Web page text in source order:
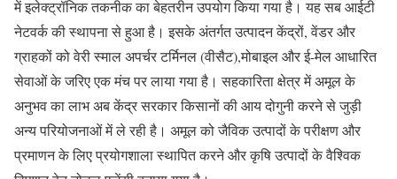
में इलेक्ट्रॉनिक तकनीक का बेहतरीन उपयोग किया गया है। यह सब आईटी
नेटवर्क की स्थापना से हुआ है। इसके अंतर्गत उत्पादन केंद्रों, वेंडर और
ग्राहकों को वेरी स्माल अपर्चर टर्मिनल (वीसैट),मोबाइल और ई-मेल आधारित
सेवाओं के जरिए एक मंच पर लाया गया है। सहकारिता क्षेत्र में अमूल के
अनुभव का लाभ अब केंद्र सरकार किसानों की आय दोगुनी करने से जुड़ी
अन्य परियोजनाओं में ले रही है। अमूल को जैविक उत्पादों के परीक्षण और
प्रमाणन के लिए प्रयोगशाला स्थापित करने और कृषि उत्पादों के वैश्विक